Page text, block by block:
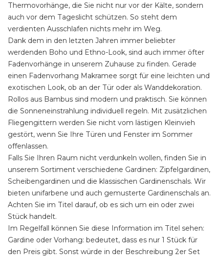
Thermovorhänge, die Sie nicht nur vor der Kälte, sondern
auch vor dem Tageslicht schützen. So steht dem
verdienten Ausschlafen nichts mehr im Weg.
Dank dem in den letzten Jahren immer beliebter
werdenden Boho und Ethno-Look, sind auch immer öfter
Fadenvorhänge in unserem Zuhause zu finden. Gerade
einen Fadenvorhang Makramee sorgt für eine leichten und
exotischen Look, ob an der Tür oder als Wanddekoration.
Rollos aus Bambus sind modern und praktisch. Sie können
die Sonneneinstrahlung individuell regeln. Mit zusätzlichen
Fliegengittern werden Sie nicht vom lästigen Kleinvieh
gestört, wenn Sie Ihre Türen und Fenster im Sommer
offenlassen.
Falls Sie Ihren Raum nicht verdunkeln wollen, finden Sie in
unserem Sortiment verschiedene Gardinen: Zipfelgardinen,
Scheibengardinen und die klassischen Gardinenschals. Wir
bieten unifarbene und auch gemusterte Gardinenschals an.
Achten Sie im Titel darauf, ob es sich um ein oder zwei
Stück handelt.
Im Regelfall können Sie diese Information im Titel sehen:
Gardine oder Vorhang: bedeutet, dass es nur 1 Stück für
den Preis gibt. Sonst würde in der Beschreibung 2er Set